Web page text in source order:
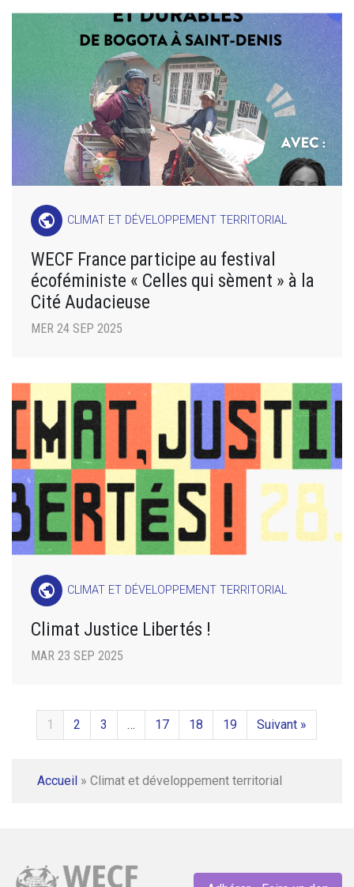
public CLIMAT ET DÉVELOPPEMENT TERRITORIAL
WECF France participe au festival
écoféministe « Celles qui sèment » à la
Cité Audacieuse
MER 24 SEP 2025
public CLIMAT ET DÉVELOPPEMENT TERRITORIAL
Climat Justice Libertés !
MAR 23 SEP 2025
1 2 3 … 17 18 19 Suivant »
Accueil » Climat et développement territorial